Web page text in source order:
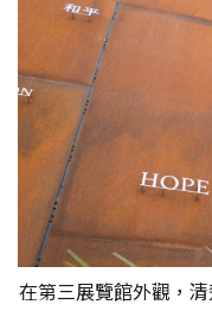
在第三展覽館外觀，